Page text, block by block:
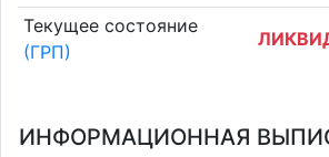
Текущее состояние
(ГРП)
ИНФОРМАЦИОННАЯ